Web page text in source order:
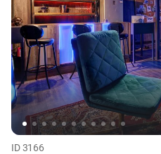
ID 3166